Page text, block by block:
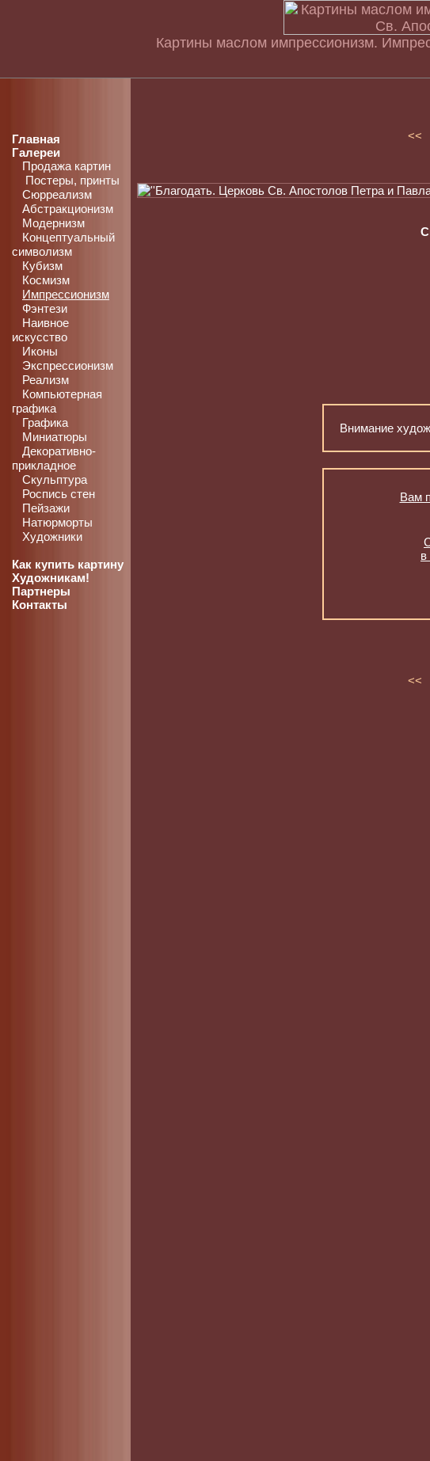
Картины маслом импрессионизм.
Главная
Галереи
Продажа картин
Постеры, принты
Сюрреализм
Абстракционизм
Модернизм
Концептуальный
символизм
Кубизм
Космизм
Импрессионизм
Фэнтези
Наивное
искусство
Иконы
Экспрессионизм
Реализм
Компьютерная
графика
Графика
Миниатюры
Декоративно-
прикладное
Скульптура
Роспись стен
Пейзажи
Натюрморты
Художники
Как купить картину
Художникам!
Партнеры
Контакты
<<
Внимание
Вам
в
<<